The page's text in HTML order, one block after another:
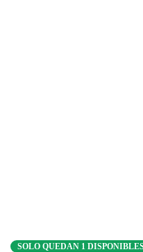
SOLO QUEDAN 1